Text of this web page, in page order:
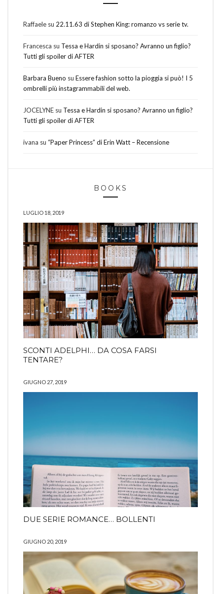
Raffaele su 22.11.63 di Stephen King: romanzo vs serie tv.
Francesca su Tessa e Hardin si sposano? Avranno un figlio?
Tutti gli spoiler di AFTER
Barbara Bueno su Essere fashion sotto la pioggia si può! I 5
ombrelli più instagrammabili del web.
JOCELYNE su Tessa e Hardin si sposano? Avranno un figlio?
Tutti gli spoiler di AFTER
ivana su “Paper Princess” di Erin Watt – Recensione
BOOKS
LUGLIO 18, 2019
SCONTI ADELPHI… DA COSA FARSI
TENTARE?
GIUGNO 27, 2019
DUE SERIE ROMANCE… BOLLENTI
GIUGNO 20, 2019